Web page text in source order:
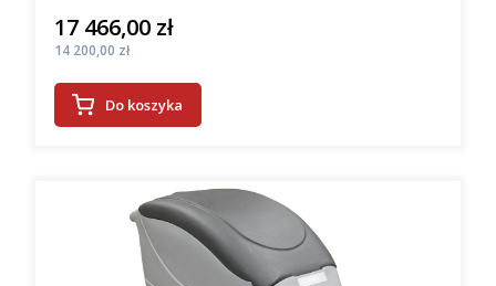
Cena
17 466,00 zł
Cena
14 200,00 zł
Do koszyka